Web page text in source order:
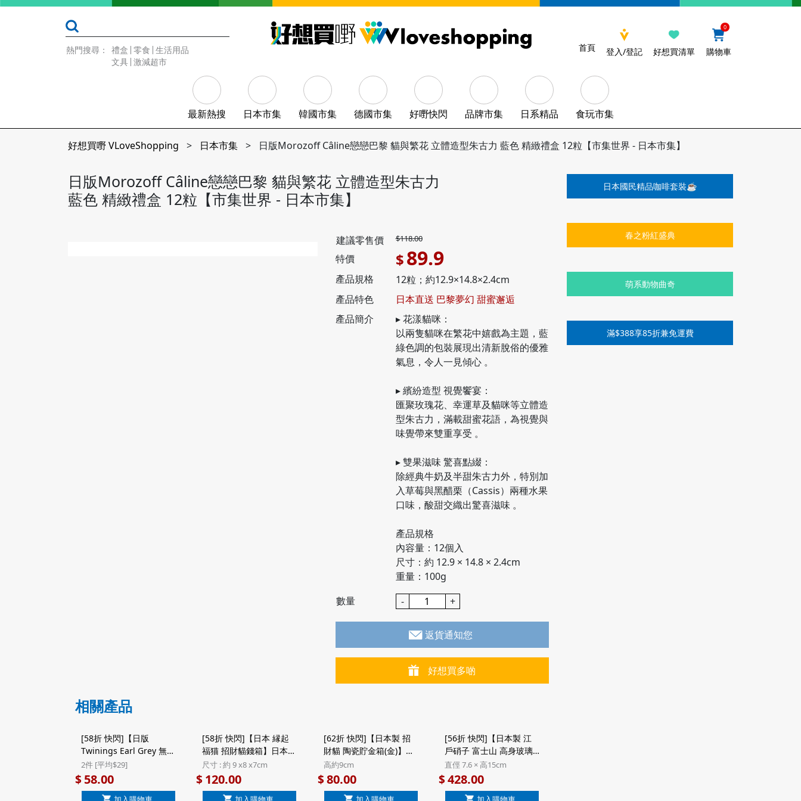
熱門搜尋： 禮盒 零食 生活用品
文具 激減超市
首頁 登入/登記 好想買清單
0
購物車
最新熱搜 日本市集 韓國市集 德國市集 好嘢快閃 品牌市集 日系精品 食玩市集
好想買嘢 VLoveShopping > 日本市集 > 日版Morozoff Câline戀戀巴黎 貓與繁花 立體造型朱古力 藍色 精緻禮盒 12粒【市集世界 - 日本市集】
日版Morozoff Câline戀戀巴黎 貓與繁花 立體造型朱古力
藍色 精緻禮盒 12粒【市集世界 - 日本市集】
建議零售價 $118.00
特價 $89.9
產品規格
12粒；約12.9×14.8×2.4cm
產品特色
日本直送 巴黎夢幻 甜蜜邂逅
產品簡介
▸ 花漾貓咪：
以兩隻貓咪在繁花中嬉戲為主題，藍
綠色調的包裝展現出清新脫俗的優雅
氣息，令人一見傾心 。
▸ 繽紛造型 視覺饗宴：
匯聚玫瑰花、幸運草及貓咪等立體造
型朱古力，滿載甜蜜花語，為視覺與
味覺帶來雙重享受 。
▸ 雙果滋味 驚喜點綴：
除經典牛奶及半甜朱古力外，特別加
入草莓與黑醋栗（Cassis）兩種水果
口味，酸甜交織出驚喜滋味 。
產品規格
內容量：12個入
尺寸：約 12.9 × 14.8 × 2.4cm
​重量：100g
數量
- +
返貨通知您
好想買多啲
相關產品
[58折 快閃]【日版
Twinings Earl Grey 無咖
啡因博士茶】日版
Twinings Rooibos Earl
2件 [平均$29]
$58.00
[58折 快閃]【日本 縁起
福猫 招財貓錢箱】日本
招福招財 工藝製造 縁起
文字丸猫 福字 招財貓錢
尺寸 : 約 9 x8 x7cm
$120.00
[62折 快閃]【日本製 招
財貓 陶瓷貯金箱(金)】日
本 日和雜貨 萬古燒 風水
まる福猫 招財貓 金色 日
高約9cm
$80.00
[56折 快閃]【日本製 江
戶硝子 富士山 高身玻璃
酒杯】日版 江戶硝子 田
島硝子 富士山 高身玻璃
直俓 7.6 × 高15cm
$428.00
日本國民精品咖啡套裝☕️
春之粉紅盛典
萌系動物曲奇
滿$388享85折兼免運費